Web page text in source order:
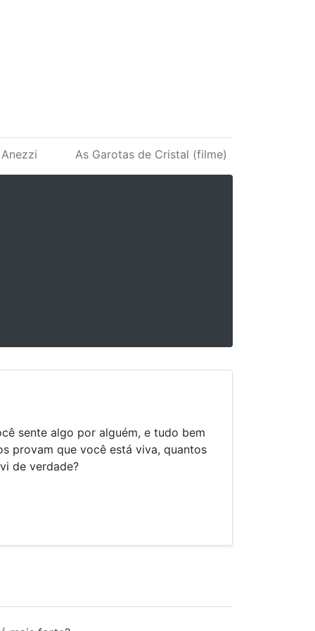
As Garotas de Cristal (filme)
sente algo por alguém, e tudo bem
provam que você está viva, quantos
de verdade?